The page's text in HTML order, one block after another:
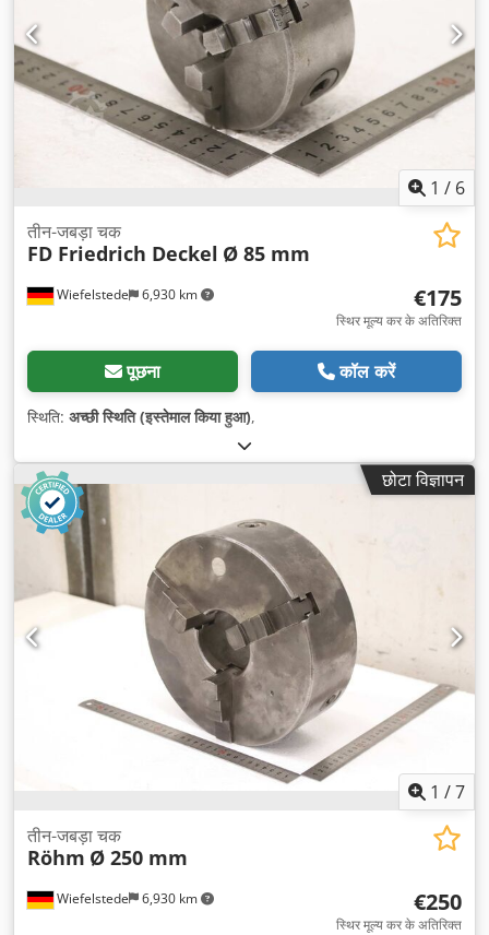
1 / 6
Wiefelstede 6,930 km
तीन-जबड़ा चक
FD Friedrich Deckel Ø 85 mm
€175
स्थिर मूल्य कर के अतिरिक्त
पूछना कॉल करें
स्थिति: अच्छी स्थिति (इस्तेमाल किया हुआ),
छोटा विज्ञापन
1 /7
Wiefelstede 6,930 km
तीन-जबड़ा चक
Röhm Ø 250 mm
€250
स्थिर मूल्य कर के अतिरिक्त